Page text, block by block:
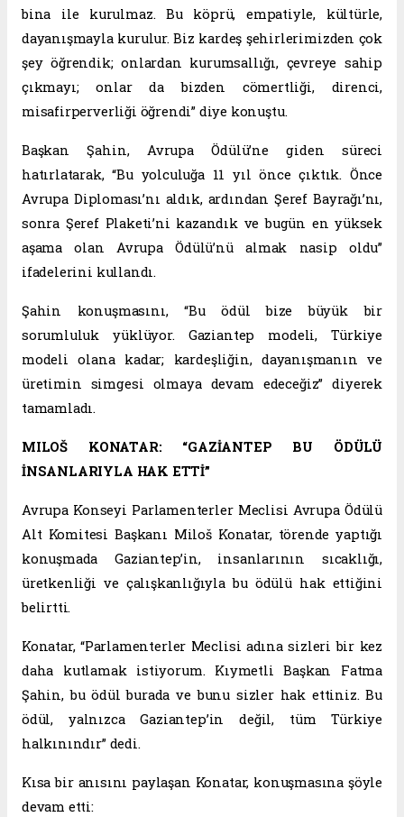
bina ile kurulmaz. Bu köprü, empatiyle, kültürle,
dayanışmayla kurulur. Biz kardeş şehirlerimizden çok
şey öğrendik; onlardan kurumsallığı, çevreye sahip
çıkmayı; onlar da bizden cömertliği, direnci,
misafirperverliği öğrendi” diye konuştu.
Başkan Şahin, Avrupa Ödülü’ne giden süreci
hatırlatarak, “Bu yolculuğa 11 yıl önce çıktık. Önce
Avrupa Diploması’nı aldık, ardından Şeref Bayrağı’nı,
sonra Şeref Plaketi’ni kazandık ve bugün en yüksek
aşama olan Avrupa Ödülü’nü almak nasip oldu”
ifadelerini kullandı.
Şahin konuşmasını, “Bu ödül bize büyük bir
sorumluluk yüklüyor. Gaziantep modeli, Türkiye
modeli olana kadar; kardeşliğin, dayanışmanın ve
üretimin simgesi olmaya devam edeceğiz” diyerek
tamamladı.
MILOŠ KONATAR: “GAZİANTEP BU ÖDÜLÜ
İNSANLARIYLA HAK ETTİ”
Avrupa Konseyi Parlamenterler Meclisi Avrupa Ödülü
Alt Komitesi Başkanı Miloš Konatar, törende yaptığı
konuşmada Gaziantep’in, insanlarının sıcaklığı,
üretkenliği ve çalışkanlığıyla bu ödülü hak ettiğini
belirtti.
Konatar, “Parlamenterler Meclisi adına sizleri bir kez
daha kutlamak istiyorum. Kıymetli Başkan Fatma
Şahin, bu ödül burada ve bunu sizler hak ettiniz. Bu
ödül, yalnızca Gaziantep’in değil, tüm Türkiye
halkınındır” dedi.
Kısa bir anısını paylaşan Konatar, konuşmasına şöyle
devam etti: